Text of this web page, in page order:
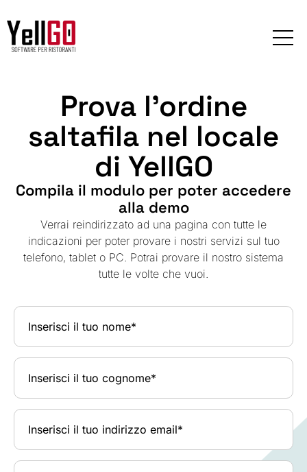
Prova l'ordine
saltafila nel locale
di YellGO
Compila il modulo per poter accedere
alla demo
Verrai reindirizzato ad una pagina con tutte le
indicazioni per poter provare i nostri servizi sul tuo
telefono, tablet o PC. Potrai provare il nostro sistema
tutte le volte che vuoi.